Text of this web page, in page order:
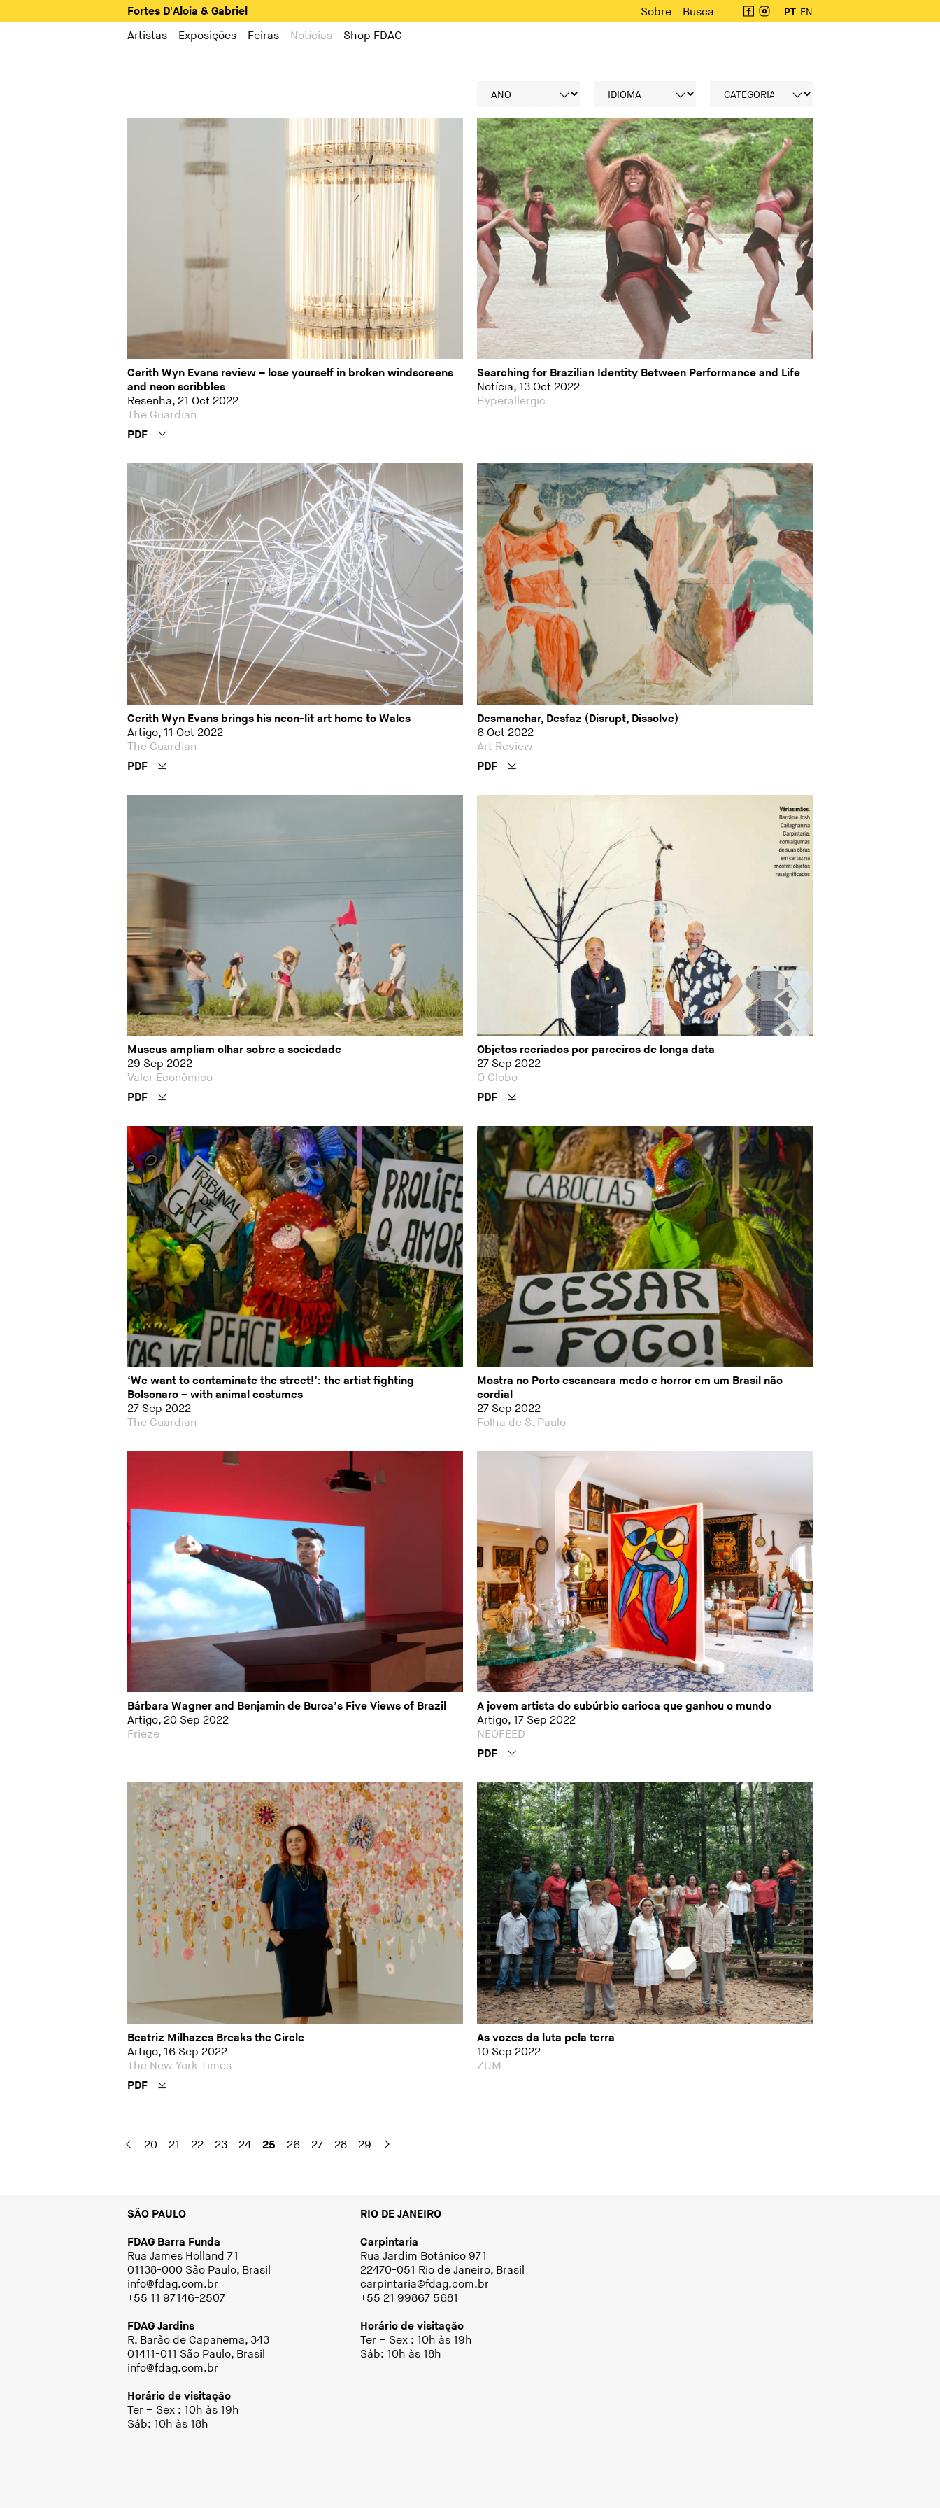
Fortes D'Aloia & Gabriel Sobre Busca PT EN
Artistas Exposições Feiras Notícias Shop FDAG
Cerith Wyn Evans review – lose yourself in broken windscreens
and neon scribbles
Resenha, 21 Oct 2022
The Guardian
PDF
Searching for Brazilian Identity Between Performance and Life
Notícia, 13 Oct 2022
Hyperallergic
Cerith Wyn Evans brings his neon-lit art home to Wales
Artigo, 11 Oct 2022
The Guardian
PDF
Desmanchar, Desfaz (Disrupt, Dissolve)
6 Oct 2022
Art Review
PDF
Museus ampliam olhar sobre a sociedade
29 Sep 2022
Valor Econômico
PDF
Objetos recriados por parceiros de longa data
27 Sep 2022
O Globo
PDF
‘We want to contaminate the street!’: the artist fighting
Bolsonaro – with animal costumes
27 Sep 2022
The Guardian
Mostra no Porto escancara medo e horror em um Brasil não
cordial
27 Sep 2022
Folha de S. Paulo
Bárbara Wagner and Benjamin de Burca’s Five Views of Brazil
Artigo, 20 Sep 2022
Frieze
A jovem artista do subúrbio carioca que ganhou o mundo
Artigo, 17 Sep 2022
NEOFEED
PDF
Beatriz Milhazes Breaks the Circle
Artigo, 16 Sep 2022
The New York Times
PDF
As vozes da luta pela terra
10 Sep 2022
ZUM
20 21 22 23 24 25 26 27 28 29
SÃO PAULO
FDAG Barra Funda
Rua James Holland 71
01138-000 São Paulo, Brasil
info@fdag.com.br
+55 11 97146-2507
FDAG Jardins
R. Barão de Capanema, 343
01411-011 São Paulo, Brasil
info@fdag.com.br
Horário de visitação
Ter – Sex : 10h às 19h
Sáb: 10h às 18h
RIO DE JANEIRO
Carpintaria
Rua Jardim Botânico 971
22470-051 Rio de Janeiro, Brasil
carpintaria@fdag.com.br
+55 21 99867 5681
Horário de visitação
Ter – Sex : 10h às 19h
Sáb: 10h às 18h